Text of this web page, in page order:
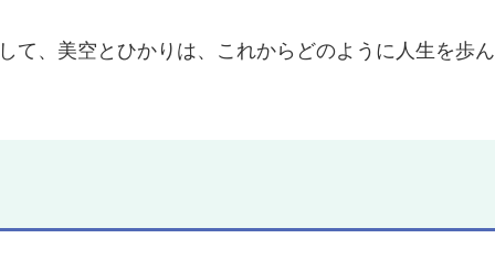
て、美空とひかりは、これからどのように人生を歩ん